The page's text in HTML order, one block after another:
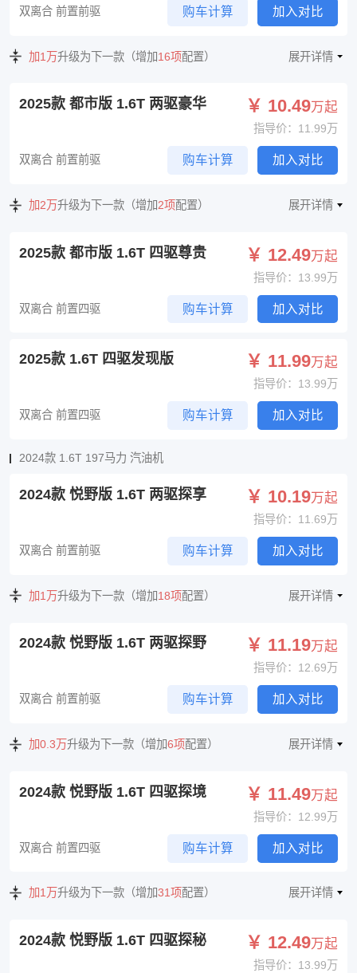
双离合 前置前驱 购车计算 加入对比
加1万升级为下一款（增加16项配置） 展开详情
2025款 都市版 1.6T 两驱豪华 ￥ 10.49万起
指导价：11.99万
双离合 前置前驱 购车计算 加入对比
加2万升级为下一款（增加2项配置） 展开详情
2025款 都市版 1.6T 四驱尊贵 ￥ 12.49万起
指导价：13.99万
双离合 前置四驱 购车计算 加入对比
2025款 1.6T 四驱发现版 ￥ 11.99万起
指导价：13.99万
双离合 前置四驱 购车计算 加入对比
2024款 1.6T 197马力 汽油机
2024款 悦野版 1.6T 两驱探享 ￥ 10.19万起
指导价：11.69万
双离合 前置前驱 购车计算 加入对比
加1万升级为下一款（增加18项配置） 展开详情
2024款 悦野版 1.6T 两驱探野 ￥ 11.19万起
指导价：12.69万
双离合 前置前驱 购车计算 加入对比
加0.3万升级为下一款（增加6项配置） 展开详情
2024款 悦野版 1.6T 四驱探境 ￥ 11.49万起
指导价：12.99万
双离合 前置四驱 购车计算 加入对比
加1万升级为下一款（增加31项配置） 展开详情
2024款 悦野版 1.6T 四驱探秘 ￥ 12.49万起
指导价：13.99万